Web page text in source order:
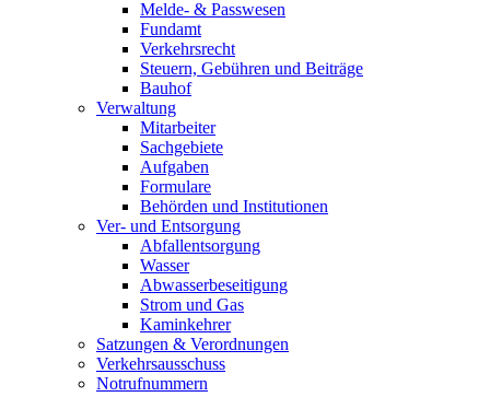
Melde- & Passwesen
Fundamt
Verkehrsrecht
Steuern, Gebühren und Beiträge
Bauhof
Verwaltung
Mitarbeiter
Sachgebiete
Aufgaben
Formulare
Behörden und Institutionen
Ver- und Entsorgung
Abfallentsorgung
Wasser
Abwasserbeseitigung
Strom und Gas
Kaminkehrer
Satzungen & Verordnungen
Verkehrsausschuss
Notrufnummern